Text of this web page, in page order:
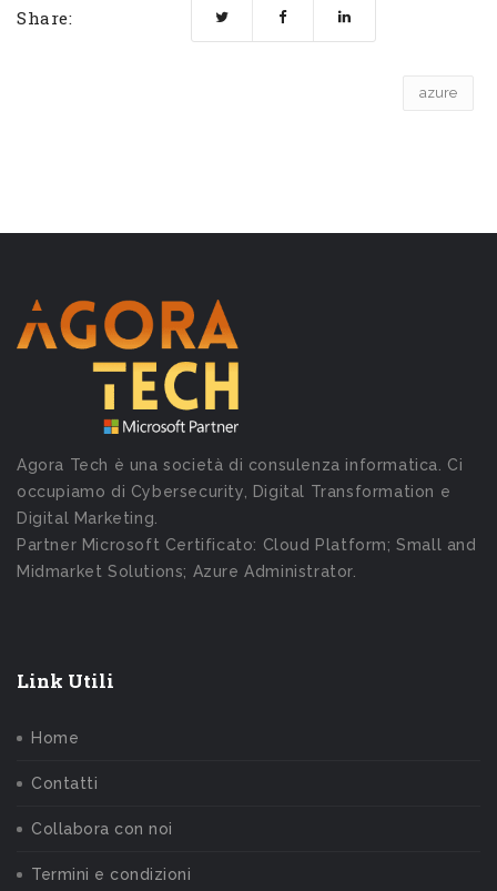
Share:
azure
Agora Tech è una società di consulenza informatica. Ci
occupiamo di Cybersecurity, Digital Transformation e
Digital Marketing.
Partner Microsoft Certificato: Cloud Platform; Small and
Midmarket Solutions; Azure Administrator.
Link Utili
Home
Contatti
Collabora con noi
Termini e condizioni